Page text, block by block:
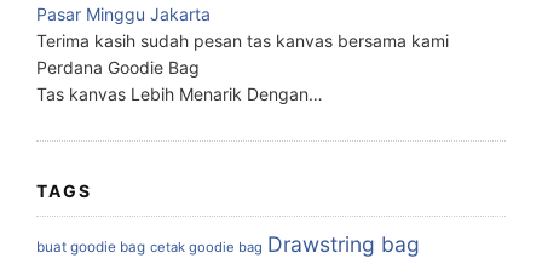
Pasar Minggu Jakarta
Terima kasih sudah pesan tas kanvas bersama kami
Perdana Goodie Bag
Tas kanvas Lebih Menarik Dengan…
TAGS
buat goodie bag cetak goodie bag Drawstring bag